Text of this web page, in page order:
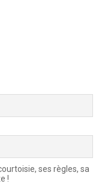
ses règles, sa
!